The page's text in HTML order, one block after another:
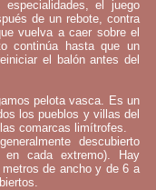
el juego
de un rebote, contra
vuelva a caer sobre el
continúa hasta que un
el balón antes del
pelota vasca. Es un
los pueblos y villas del
comarcas limítrofes.
descubierto
cada extremo). Hay
de ancho y de 6 a